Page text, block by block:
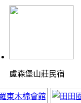
盧森堡山莊民宿
體驗最棒的渡假山莊